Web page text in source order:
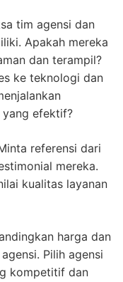
tim agensi dan
Apakah mereka
dan terampil?
ke teknologi dan
yang efektif?
referensi dari
mereka.
kualitas layanan
harga dan
Pilih agensi
kompetitif dan